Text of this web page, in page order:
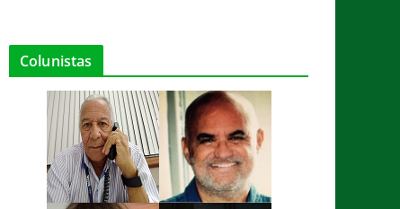
Colunistas